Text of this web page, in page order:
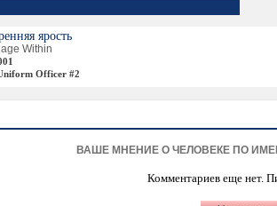
ярость
Within
Officer #2
ВАШЕ МНЕНИЕ О ЧЕЛОВЕКЕ ПО
Комментариев еще нет.